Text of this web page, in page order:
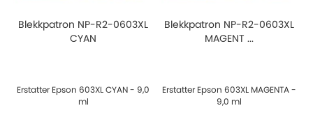
Blekkpatron NP-R2-0603XL
CYAN
Erstatter Epson 603XL CYAN - 9,0
ml
Blekkpatron NP-R2-0603XL
MAGENT ...
Erstatter Epson 603XL MAGENTA -
9,0 ml